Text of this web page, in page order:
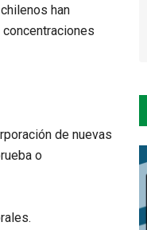
han
de nuevas
o